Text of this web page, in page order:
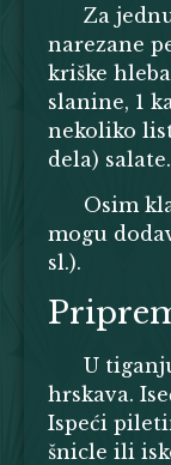
Za
narezane
kriške
slanine, 1
nekoliko
dela) salate.
Osim
mogu
sl.).
U
hrskava.
Ispeći
šnicle ili